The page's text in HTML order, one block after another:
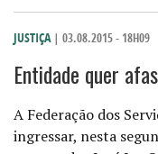
JUSTIÇA | 03.08.2015 - 18H09
Entidade quer
A Federação dos
ingressar, nesta